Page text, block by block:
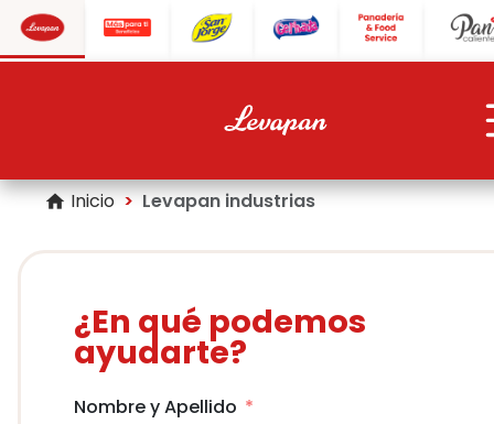
homeInicio Levapan industrias
¿En qué podemos
ayudarte?
Nombre y Apellido